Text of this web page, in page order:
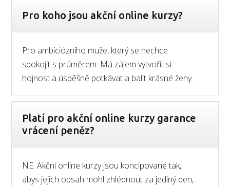
Pro koho jsou akční online kurzy?
Pro ambiciózního muže, který se nechce
spokojit s průměrem. Má zájem vytvořit si
hojnost a úspěšně potkávat a balit krásné ženy.
Platí pro akční online kurzy garance
vrácení peněz?
NE. Akční online kurzy jsou koncipované tak,
abys jejich obsah mohl zhlédnout za jediný den,